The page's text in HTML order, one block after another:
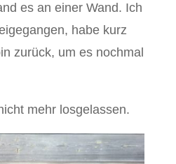
es an einer Wand. Ich
habe kurz
zurück, um es nochmal
mehr losgelassen.